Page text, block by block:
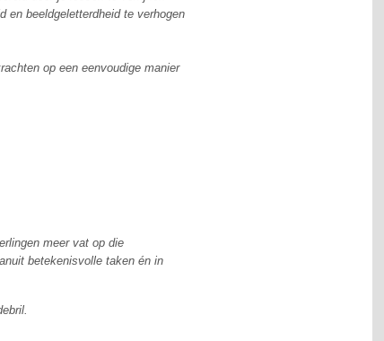
en beeldgeletterdheid te verhogen
op een eenvoudige manier
meer vat op die
betekenisvolle taken én in